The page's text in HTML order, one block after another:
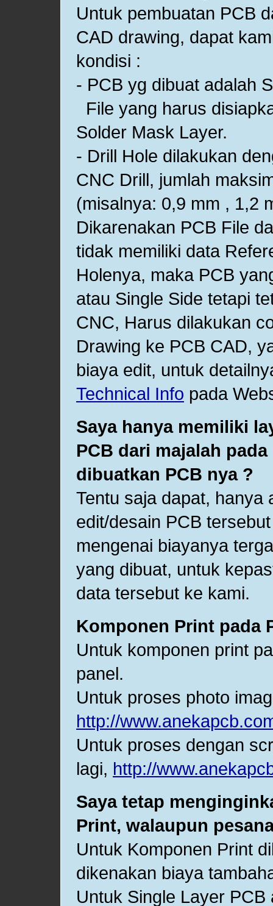
Untuk pembuatan PCB
CAD drawing, dapat
kondisi :
- PCB yg dibuat adalah
File yang harus
Solder Mask Layer.
- Drill Hole dilakukan
CNC Drill, jumlah
(misalnya: 0,9 mm , 1,2
Dikarenakan PCB File
tidak memiliki data
Holenya, maka PCB
atau Single Side tetapi
CNC, Harus dilakukan
Drawing ke PCB CAD,
biaya edit, untuk
Technical Info pada
Saya hanya memiliki
PCB dari majalah
dibuatkan PCB nya ?
Tentu saja dapat, hanya
edit/desain PCB
mengenai biayanya
yang dibuat, untuk
data tersebut ke kami.
Komponen Print pada
Untuk komponen print
panel.
Untuk proses photo
http://
Untuk proses dengan
lagi, http://
Saya tetap
Print, walaupun
Untuk Komponen Print
dikenakan biaya
Untuk Single Layer